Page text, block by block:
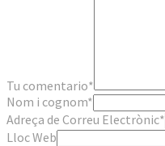
Tu comentario*
Nom i cognom*
Adreça de Correu Electrònic*
Lloc Web